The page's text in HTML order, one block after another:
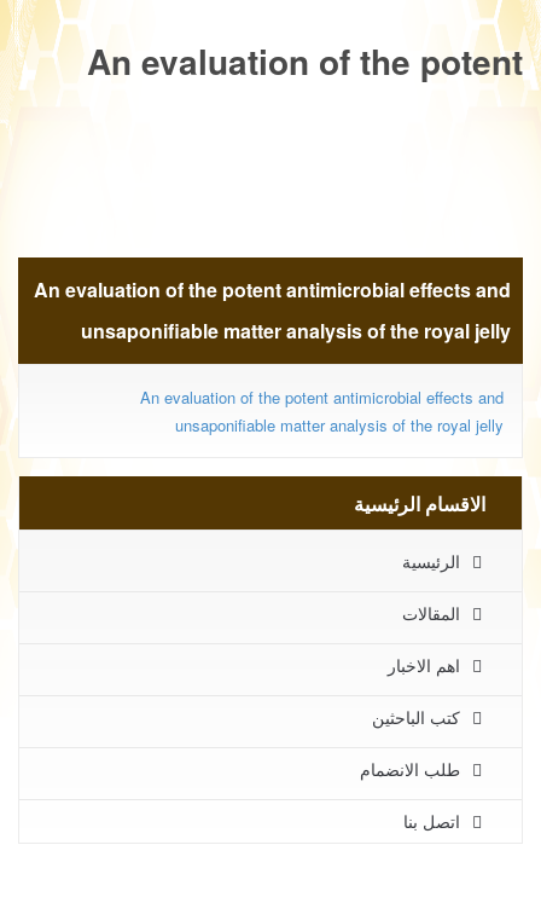
An evaluation of the potent
of the royal jelly
An evaluation of the potent antimicrobial effects and
unsaponifiable matter analysis of the royal jelly
An evaluation of the potent antimicrobial effects and
unsaponifiable matter analysis of the royal jelly
الاقسام الرئيسية
الرئيسية
المقالات
اهم الاخبار
كتب الباحثين
طلب الانضمام
اتصل بنا